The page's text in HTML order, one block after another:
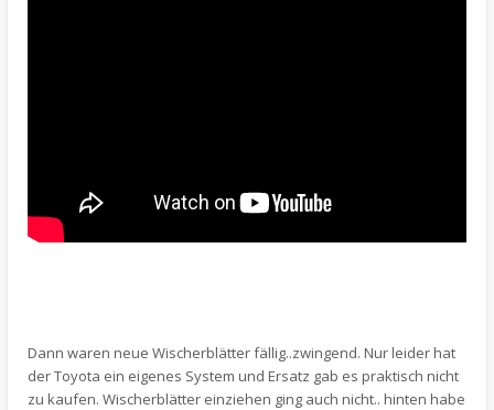
Dann waren neue Wischerblätter fällig..zwingend. Nur leider hat
der Toyota ein eigenes System und Ersatz gab es praktisch nicht
zu kaufen. Wischerblätter einziehen ging auch nicht.. hinten habe